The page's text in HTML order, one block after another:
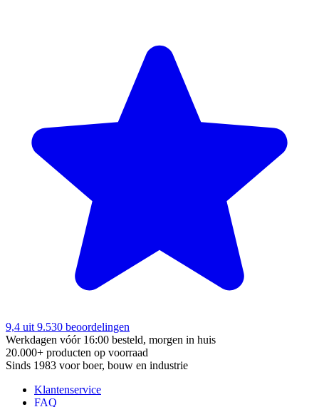
9,4 uit 9.530 beoordelingen
Werkdagen vóór 16:00 besteld, morgen in huis
20.000+ producten op voorraad
Sinds 1983 voor boer, bouw en industrie
Klantenservice
FAQ